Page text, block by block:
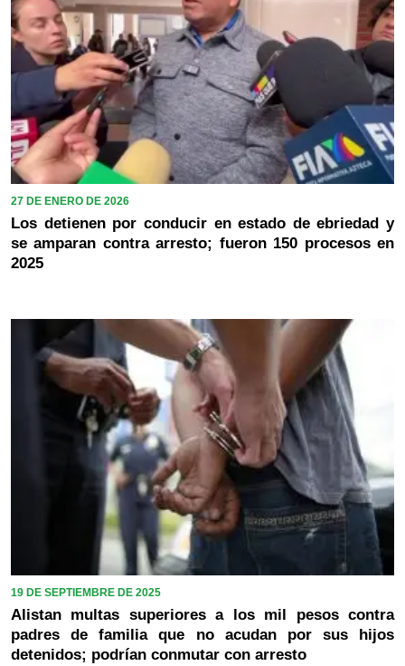
27 DE ENERO DE 2026
Los detienen por conducir en estado de ebriedad y
se amparan contra arresto; fueron 150 procesos en
2025
19 DE SEPTIEMBRE DE 2025
Alistan multas superiores a los mil pesos contra
padres de familia que no acudan por sus hijos
detenidos; podrían conmutar con arresto